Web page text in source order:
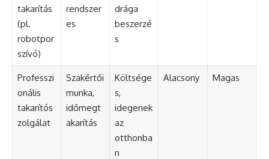
takarítás
(pl.
robotpor
szívó)
rendszer
es
drága
beszerzé
s
Professzi
onális
takarítós
zolgálat
Szakértői
munka,
időmegt
akarítás
Költsége
s,
idegenek
az
otthonba
n
Alacsony Magas